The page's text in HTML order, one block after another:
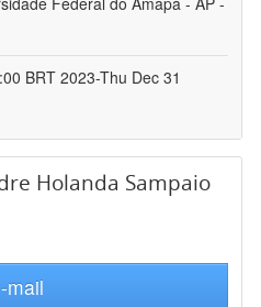
BRT 2023-Thu Dec 31
Holanda Sampaio
mail